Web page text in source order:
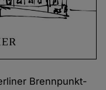
Brennpunkt-